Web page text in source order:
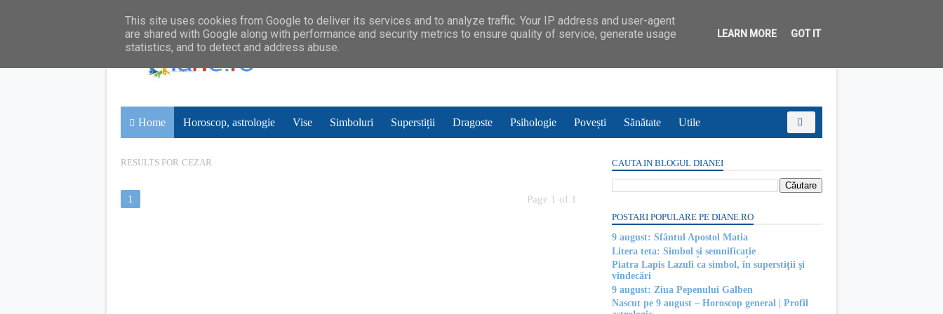
Home Horoscop, astrologie Vise Simboluri Superstiții Dragoste Psihologie Povești Sănătate Utile
RESULTS FOR CEZAR
Page 1 of 1
1
CAUTA IN BLOGUL DIANEI
POSTARI POPULARE PE DIANE.RO
9 august: Sfântul Apostol Matia
Litera teta: Simbol și semnificație
Piatra Lapis Lazuli ca simbol, în superstiţii şi
vindecări
9 august: Ziua Pepenului Galben
Nascut pe 9 august – Horoscop general | Profil
This site uses cookies from Google to deliver its services and to analyze traffic. Your IP address and user-agent
are shared with Google along with performance and security metrics to ensure quality of service, generate usage
statistics, and to detect and address abuse.
LEARN MORE GOT IT